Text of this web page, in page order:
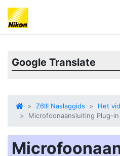
Google Translate
Z6III Naslaggids
Het
Microfoonaansluiting Plug-